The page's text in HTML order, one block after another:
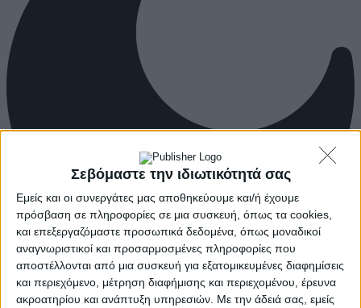
Σεβόμαστε την ιδιωτικότητά σας
Εμείς και οι συνεργάτες μας αποθηκεύουμε και/ή έχουμε
πρόσβαση σε πληροφορίες σε μια συσκευή, όπως τα cookies,
και επεξεργαζόμαστε προσωπικά δεδομένα, όπως μοναδικοί
αναγνωριστικοί και προσαρμοσμένες πληροφορίες που
αποστέλλονται από μια συσκευή για εξατομικευμένες διαφημίσεις
και περιεχόμενο, μέτρηση διαφήμισης και περιεχομένου, έρευνα
ακροατηρίου και ανάπτυξη υπηρεσιών. Με την άδειά σας, εμείς